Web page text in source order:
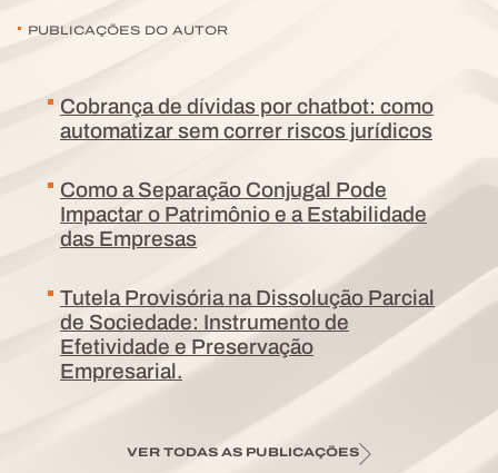
PUBLICAÇÕES DO AUTOR
Cobrança de dívidas por chatbot: como
automatizar sem correr riscos jurídicos
Como a Separação Conjugal Pode
Impactar o Patrimônio e a Estabilidade
das Empresas
Tutela Provisória na Dissolução Parcial
de Sociedade: Instrumento de
Efetividade e Preservação
Empresarial.
VER TODAS AS PUBLICAÇÕES